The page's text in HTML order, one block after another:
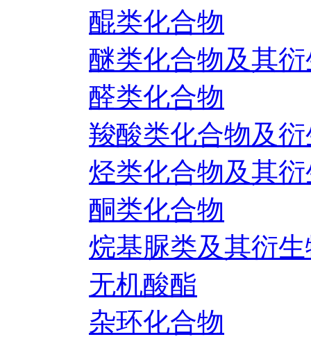
醌类化合物
醚类化合物及其
醛类化合物
羧酸类化合物及
烃类化合物及其
酮类化合物
烷基脲类及其衍
无机酸酯
杂环化合物